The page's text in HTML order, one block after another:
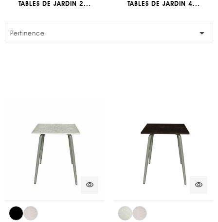
TABLES DE JARDIN 2... TABLES DE JARDIN 4...
Pertinence 
visibility visibility